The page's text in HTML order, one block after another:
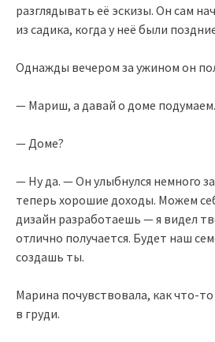
разглядывать её эскизы. Он сам
из садика, когда у неё были
Однажды вечером за ужином он
— Мариш, а давай о доме
— Доме?
— Ну да. — Он улыбнулся немного
теперь хорошие доходы. Можем
дизайн разработаешь — я видел
отлично получается. Будет наш
создашь ты.
Марина почувствовала, как что-
в груди.